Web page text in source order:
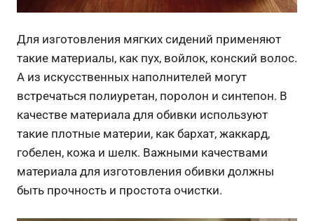
Для изготовления мягких сидений применяют
такие материалы, как пух, войлок, конский волос.
А из искусственных наполнителей могут
встречаться полиуретан, поролон и синтепон. В
качестве материала для обивки используют
такие плотные материи, как бархат, жаккард,
гобелен, кожа и шелк. Важными качествами
материала для изготовления обивки должны
быть прочность и простота очистки.